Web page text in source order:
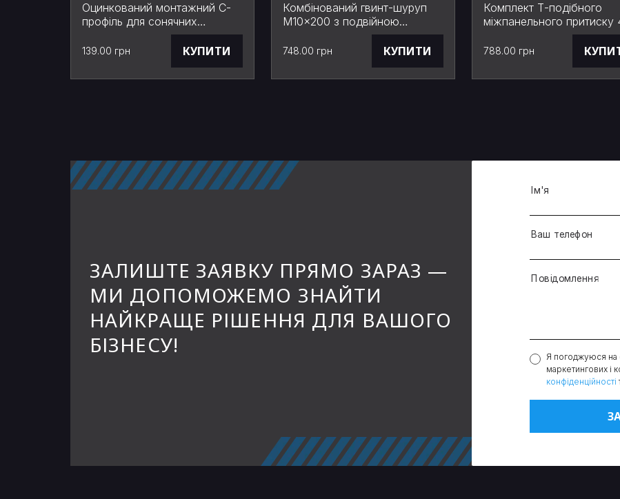
Оцинкований монтажний С-
профіль для сонячних
панелей 3 м 41х41x1,5
139.00 грн КУПИТИ
Комбінований гвинт-шуруп
М10×200 з подвійною
різьбою (оцинкований) для
монтажу сонячних панелей
748.00 грн КУПИТИ
Комплект Т-подібного
міжпанельного притиску
мм для сонячних
35 мм (болт + гайка)
788.00 грн
ЗАЛИШТЕ ЗАЯВКУ ПРЯМО ЗАРАЗ —
МИ ДОПОМОЖЕМО ЗНАЙТИ
НАЙКРАЩЕ РІШЕННЯ ДЛЯ ВАШОГО
БІЗНЕСУ!
Ім'я
Ваш телефон
Повідомлення
Я погоджуюся на
маркетингових і
конфіденційності